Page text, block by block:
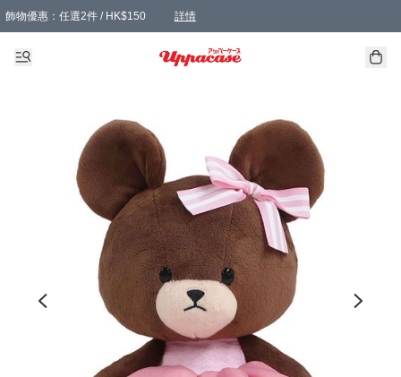
飾物優惠：任選2件 / HK$150 詳情
髮飾優惠：任選2件 / HK$100 詳情
精選襪子優惠：任選3對 / HK$115 詳情
滿額免運：本地訂單滿港幣350元可享免運費優惠